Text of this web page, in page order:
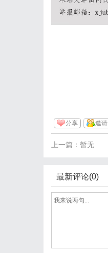
分享 邀请
上一篇：暂无
最新评论(0)